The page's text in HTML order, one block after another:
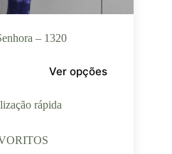
– 1320
Ver opções
rápida